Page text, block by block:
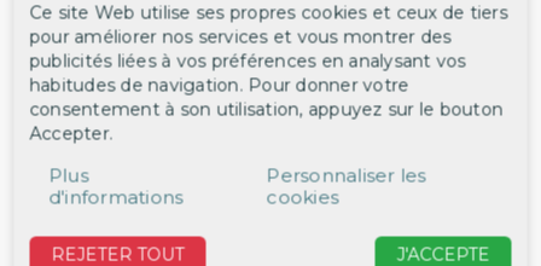
Cartouche de Filtration MCH
8 à 32 COLTRI
ref. 32452
89,00 €
Cartouche finale COLTRI MCH
30-36 Mark 1/2
ref. 32453
158,00 €
DÉTAIL
Ce site Web utilise ses propres cookies et ceux de tiers
pour améliorer nos services et vous montrer des
publicités liées à vos préférences en analysant vos
habitudes de navigation. Pour donner votre
consentement à son utilisation, appuyez sur le bouton
Accepter.
Plus
d'informations
Personnaliser les
cookies
REJETER TOUT J'ACCEPTE